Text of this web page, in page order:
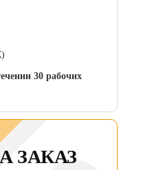
30 рабочих
ЗАКАЗ